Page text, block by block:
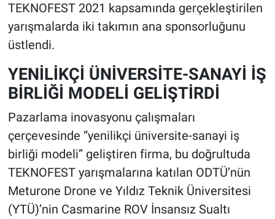
TEKNOFEST 2021 kapsamında gerçekleştirilen
yarışmalarda iki takımın ana sponsorluğunu
üstlendi.
YENİLİKÇİ ÜNİVERSİTE-SANAYİ İŞ
BİRLİĞİ MODELİ GELİŞTİRDİ
Pazarlama inovasyonu çalışmaları
çerçevesinde “yenilikçi üniversite-sanayi iş
birliği modeli” geliştiren firma, bu doğrultuda
TEKNOFEST yarışmalarına katılan ODTÜ’nün
Meturone Drone ve Yıldız Teknik Üniversitesi
(YTÜ)’nin Casmarine ROV İnsansız Sualtı